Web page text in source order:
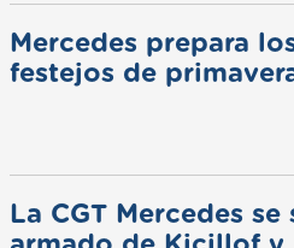
Mercedes prepara
festejos de
La CGT Mercedes se